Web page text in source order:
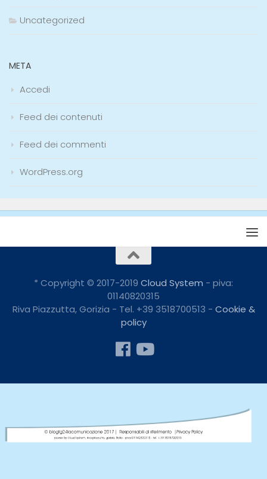
Uncategorized
META
Accedi
Feed dei contenuti
Feed dei commenti
WordPress.org
* Copyright © 2017-2019 Cloud System - piva:
01140820315
Riva Piazzutta, Gorizia - Tel. +39 3518700513 - Cookie &
policy